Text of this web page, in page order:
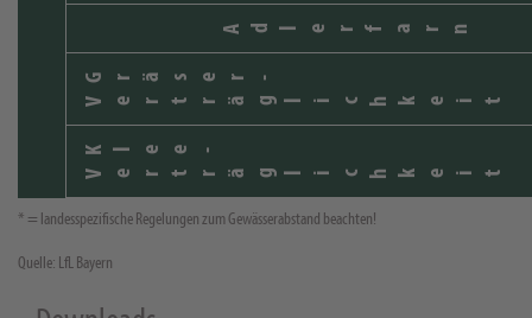
Klee-
Verträglichkeit
Gräser-
Verträglichkeit
Adlerfarn
* = landesspezifische Regelungen zum Gewässerabstand beachten!
Quelle: LfL Bayern